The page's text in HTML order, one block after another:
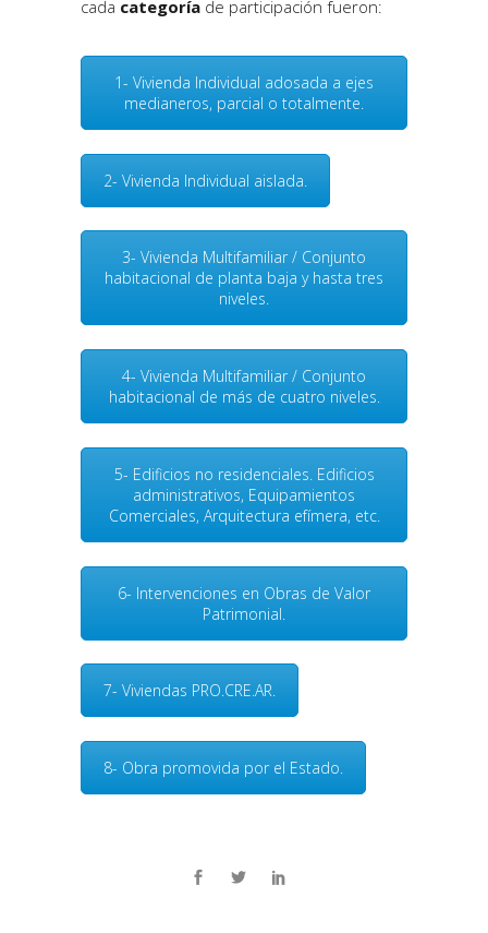
cada categoría de participación fueron:
1- Vivienda Individual adosada a ejes
medianeros, parcial o totalmente.
2- Vivienda Individual aislada.
3- Vivienda Multifamiliar / Conjunto
habitacional de planta baja y hasta tres
niveles.
4- Vivienda Multifamiliar / Conjunto
habitacional de más de cuatro niveles.
5- Edificios no residenciales. Edificios
administrativos, Equipamientos
Comerciales, Arquitectura efímera, etc.
6- Intervenciones en Obras de Valor
Patrimonial.
7- Viviendas PRO.CRE.AR.
8- Obra promovida por el Estado.